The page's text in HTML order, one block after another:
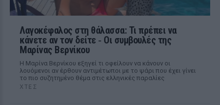
Λαγοκέφαλος στη θάλασσα: Τι πρέπει να
κάνετε αν τον δείτε ‑ Οι συμβουλές της
Μαρίνας Βερνίκου
Η Μαρίνα Βερνίκου εξηγεί τι οφείλουν να κάνουν οι
λουόμενοι αν έρθουν αντιμέτωποι με το ψάρι που έχει γίνει
το πιο συζητημένο θέμα στις ελληνικές παραλίες
ΧΤΕΣ